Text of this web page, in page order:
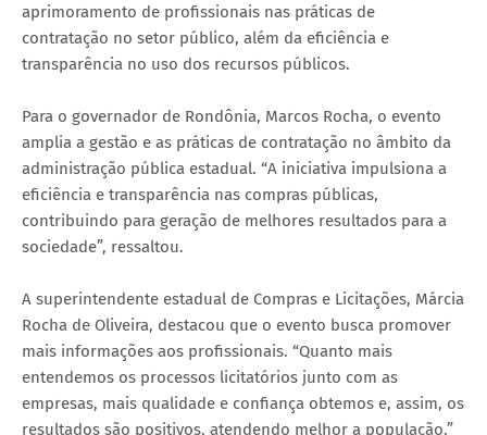
aprimoramento de profissionais nas práticas de
contratação no setor público, além da eficiência e
transparência no uso dos recursos públicos.
Para o governador de Rondônia, Marcos Rocha, o evento
amplia a gestão e as práticas de contratação no âmbito da
administração pública estadual. “A iniciativa impulsiona a
eficiência e transparência nas compras públicas,
contribuindo para geração de melhores resultados para a
sociedade”, ressaltou.
A superintendente estadual de Compras e Licitações, Márcia
Rocha de Oliveira, destacou que o evento busca promover
mais informações aos profissionais. “Quanto mais
entendemos os processos licitatórios junto com as
empresas, mais qualidade e confiança obtemos e, assim, os
resultados são positivos, atendendo melhor a população.”